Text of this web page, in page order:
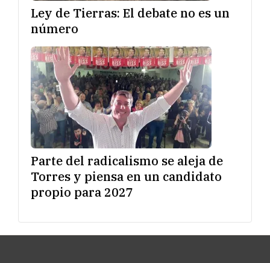
Ley de Tierras: El debate no es un
número
Parte del radicalismo se aleja de
Torres y piensa en un candidato
propio para 2027